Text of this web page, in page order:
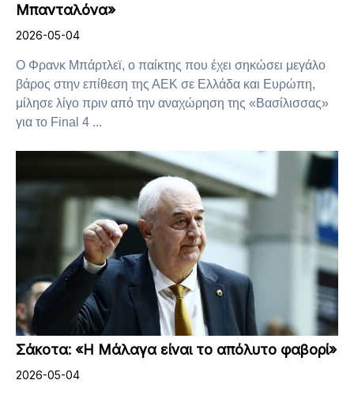
Μπανταλόνα»
2026-05-04
Ο Φρανκ Μπάρτλεϊ, ο παίκτης που έχει σηκώσει μεγάλο
βάρος στην επίθεση της ΑΕΚ σε Ελλάδα και Ευρώπη,
μίλησε λίγο πριν από την αναχώρηση της «Βασίλισσας»
για το Final 4 ...
Σάκοτα: «Η Μάλαγα είναι το απόλυτο φαβορί»
2026-05-04